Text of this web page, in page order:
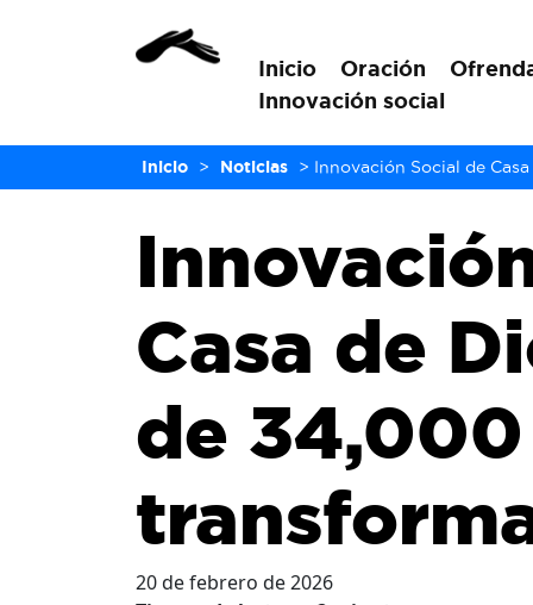
Inicio Oración
Innovación social
Inicio > Noticias > Innovación Social de
Casa de
de
20 de febrero de 2026